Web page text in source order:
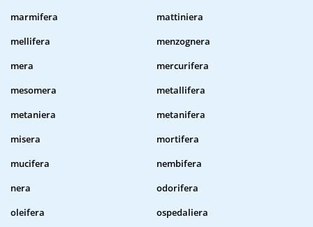
marmifera
mattiniera
mellifera
menzognera
mera
mercurifera
mesomera
metallifera
metaniera
metanifera
misera
mortifera
mucifera
nembifera
nera
odorifera
oleifera
ospedaliera